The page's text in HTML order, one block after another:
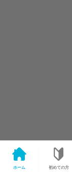
ホーム 初めての方